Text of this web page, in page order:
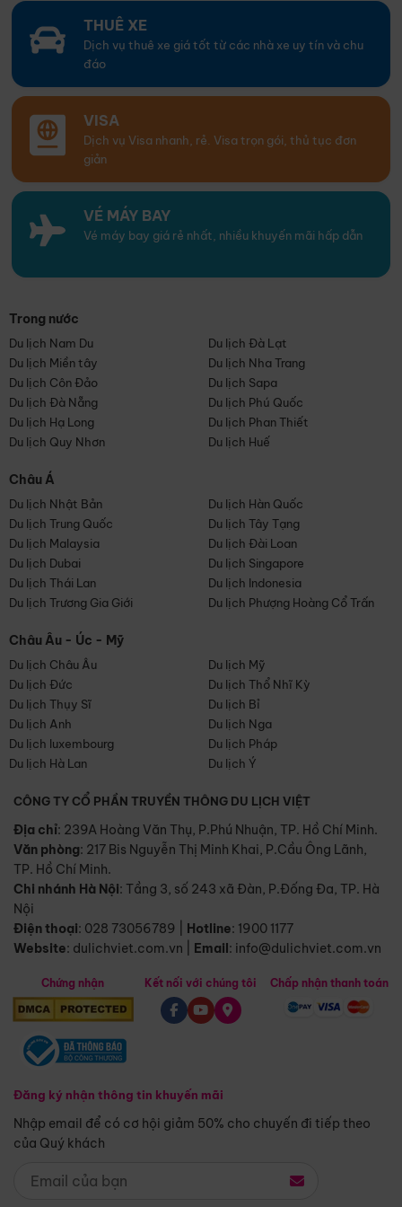
THUÊ XE
Dịch vụ thuê xe giá tốt từ các nhà xe uy tín và chu
đáo
VISA
Dịch vụ Visa nhanh, rẻ. Visa trọn gói, thủ tục đơn
giản
VÉ MÁY BAY
Vé máy bay giá rẻ nhất, nhiều khuyến mãi hấp dẫn
Trong nước
Du lịch Nam Du
Du lịch Đà Lạt
Du lịch Miền tây
Du lịch Nha Trang
Du lịch Côn Đảo
Du lịch Sapa
Du lịch Đà Nẵng
Du lịch Phú Quốc
Du lịch Hạ Long
Du lịch Phan Thiết
Du lịch Quy Nhơn
Du lịch Huế
Châu Á
Du lịch Nhật Bản
Du lịch Hàn Quốc
Du lịch Trung Quốc
Du lịch Tây Tạng
Du lịch Malaysia
Du lịch Đài Loan
Du lịch Dubai
Du lịch Singapore
Du lịch Thái Lan
Du lịch Indonesia
Du lịch Trương Gia Giới
Du lịch Phượng Hoàng Cổ Trấn
Châu Âu - Úc - Mỹ
Du lịch Châu Âu
Du lịch Mỹ
Du lịch Đức
Du lịch Thổ Nhĩ Kỳ
Du lịch Thụy Sĩ
Du lịch Bỉ
Du lịch Anh
Du lịch Nga
Du lịch luxembourg
Du lịch Pháp
Du lịch Hà Lan
Du lịch Ý
CÔNG TY CỔ PHẦN TRUYỀN THÔNG DU LỊCH VIỆT
Địa chỉ: 239A Hoàng Văn Thụ, P.Phú Nhuận, TP. Hồ Chí Minh.
Văn phòng: 217 Bis Nguyễn Thị Minh Khai, P.Cầu Ông Lãnh,
TP. Hồ Chí Minh.
Chi nhánh Hà Nội: Tầng 3, số 243 xã Đàn, P.Đống Đa, TP. Hà
Nội
Điện thoại: 028 73056789 Hotline: 1900 1177
Website: dulichviet.com.vn Email: info@dulichviet.com.vn
Chứng nhận
Đăng ký nhận thông tin khuyến mãi
Nhập email để có cơ hội giảm 50% cho chuyến đi tiếp theo
của Quý khách
Kết nối với chúng tôi Chấp nhận thanh toán